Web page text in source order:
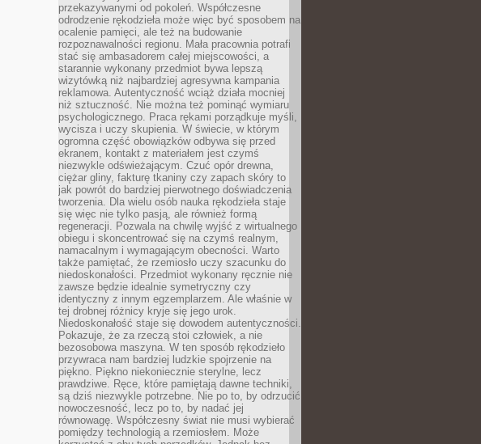
przekazywanymi od pokoleń. Współczesne
odrodzenie rękodzieła może więc być sposobem na
ocalenie pamięci, ale też na budowanie
rozpoznawalności regionu. Mała pracownia potrafi
stać się ambasadorem całej miejscowości, a
starannie wykonany przedmiot bywa lepszą
wizytówką niż najbardziej agresywna kampania
reklamowa. Autentyczność wciąż działa mocniej
niż sztuczność. Nie można też pominąć wymiaru
psychologicznego. Praca rękami porządkuje myśli,
wycisza i uczy skupienia. W świecie, w którym
ogromna część obowiązków odbywa się przed
ekranem, kontakt z materiałem jest czymś
niezwykle odświeżającym. Czuć opór drewna,
ciężar gliny, fakturę tkaniny czy zapach skóry to
jak powrót do bardziej pierwotnego doświadczenia
tworzenia. Dla wielu osób nauka rękodzieła staje
się więc nie tylko pasją, ale również formą
regeneracji. Pozwala na chwilę wyjść z wirtualnego
obiegu i skoncentrować się na czymś realnym,
namacalnym i wymagającym obecności. Warto
także pamiętać, że rzemiosło uczy szacunku do
niedoskonałości. Przedmiot wykonany ręcznie nie
zawsze będzie idealnie symetryczny czy
identyczny z innym egzemplarzem. Ale właśnie w
tej drobnej różnicy kryje się jego urok.
Niedoskonałość staje się dowodem autentyczności.
Pokazuje, że za rzeczą stoi człowiek, a nie
bezosobowa maszyna. W ten sposób rękodzieło
przywraca nam bardziej ludzkie spojrzenie na
piękno. Piękno niekoniecznie sterylne, lecz
prawdziwe. Ręce, które pamiętają dawne techniki,
są dziś niezwykle potrzebne. Nie po to, by odrzucić
nowoczesność, lecz po to, by nadać jej
równowagę. Współczesny świat nie musi wybierać
pomiędzy technologią a rzemiosłem. Może